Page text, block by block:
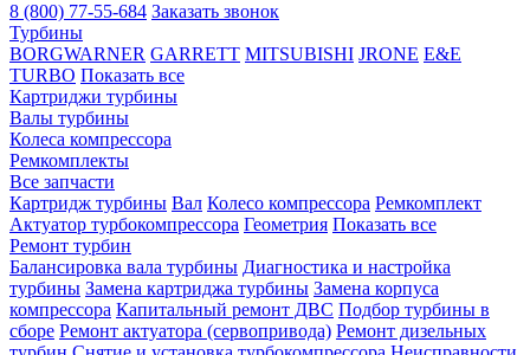
8 (800) 77-55-684 Заказать звонок
Турбины
BORGWARNER GARRETT MITSUBISHI JRONE E&E
TURBO Показать все
Картриджи турбины
Валы турбины
Колеса компрессора
Ремкомплекты
Все запчасти
Картридж турбины Вал Колесо компрессора Ремкомплект
Актуатор турбокомпрессора Геометрия Показать все
Ремонт турбин
Балансировка вала турбины Диагностика и настройка
турбины Замена картриджа турбины Замена корпуса
компрессора Капитальный ремонт ДВС Подбор турбины в
сборе Ремонт актуатора (сервопривода) Ремонт дизельных